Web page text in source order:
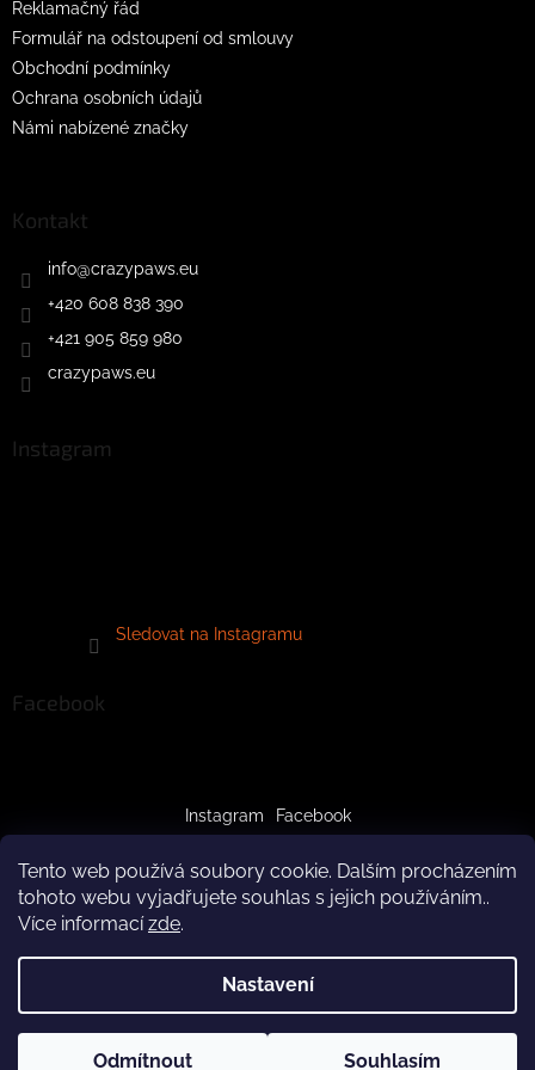
Tento web používá soubory cookie. Dalším procházením
tohoto webu vyjadřujete souhlas s jejich používáním..
Více informacízde.
Nastavení
Odmítnout Souhlasím
Z důvodu čerpání dovolené budeme produkty doručovat až po
Reklamačný řád
Formulář na odstoupení od smlouvy
Obchodní podmínky
Ochrana osobních údajů
Námi nabízené značky
Kontakt
info@crazypaws.eu
+420 608 838 390
+421 905 859 980
crazypaws.eu
Instagram
Sledovat na Instagramu
Facebook
Instagram Facebook
crazypaws.cz
Upravit nastavení cookies